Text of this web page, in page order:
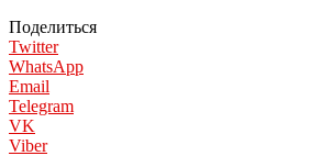
Поделиться
Twitter
WhatsApp
Email
Telegram
VK
Viber